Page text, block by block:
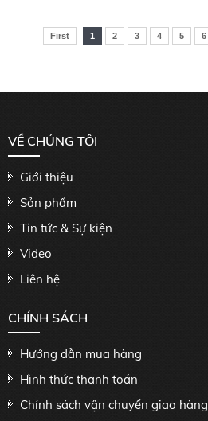
First 1 2 3 4 5 6
VỀ CHÚNG TÔI
Giới thiệu
Sản phẩm
Tin tức & Sự kiện
Video
Liên hệ
CHÍNH SÁCH
Hướng dẫn mua hàng
Hình thức thanh toán
Chính sách vận chuyển giao hàng